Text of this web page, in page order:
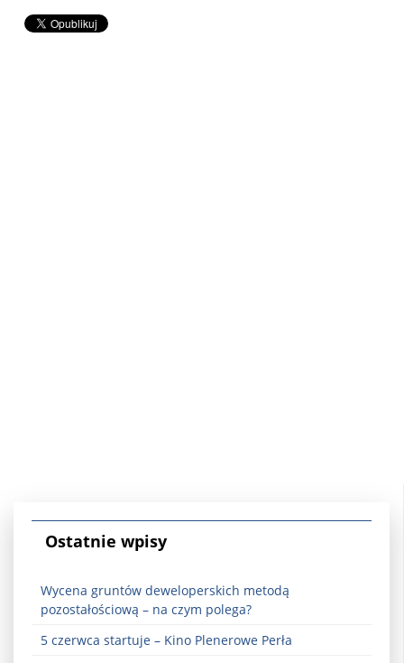
Ostatnie wpisy
Wycena gruntów deweloperskich metodą
pozostałościową – na czym polega?
5 czerwca startuje – Kino Plenerowe Perła